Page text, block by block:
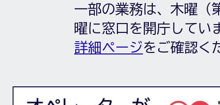
一部の業務は、木曜（
曜に窓口を開庁してい
詳細ページをご確認く